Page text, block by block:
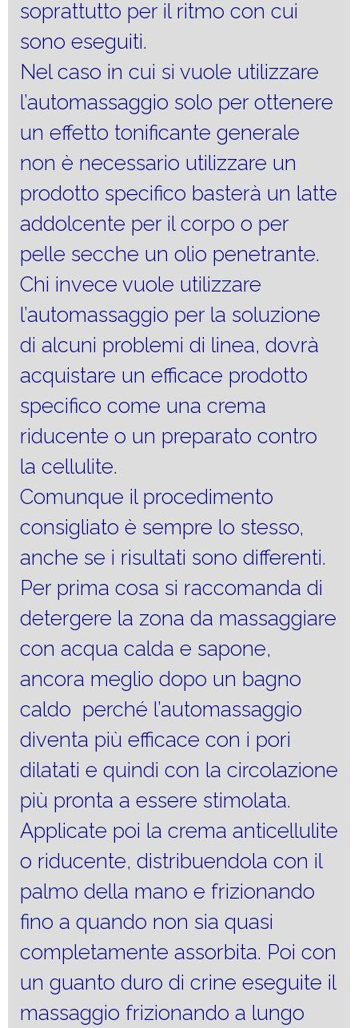
soprattutto per il ritmo con cui
sono eseguiti.
Nel caso in cui si vuole utilizzare
l’automassaggio solo per ottenere
un effetto tonificante generale
non è necessario utilizzare un
prodotto specifico basterà un latte
addolcente per il corpo o per
pelle secche un olio penetrante.
Chi invece vuole utilizzare
l’automassaggio per la soluzione
di alcuni problemi di linea, dovrà
acquistare un efficace prodotto
specifico come una crema
riducente o un preparato contro
la cellulite.
Comunque il procedimento
consigliato è sempre lo stesso,
anche se i risultati sono differenti.
Per prima cosa si raccomanda di
detergere la zona da massaggiare
con acqua calda e sapone,
ancora meglio dopo un bagno
caldo perché l’automassaggio
diventa più efficace con i pori
dilatati e quindi con la circolazione
più pronta a essere stimolata.
Applicate poi la crema anticellulite
o riducente, distribuendola con il
palmo della mano e frizionando
fino a quando non sia quasi
completamente assorbita. Poi con
un guanto duro di crine eseguite il
massaggio frizionando a lungo